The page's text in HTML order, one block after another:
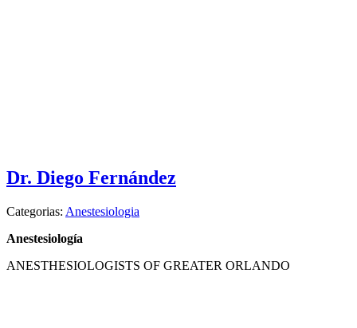
Dr. Diego Fernández
Categorias: Anestesiologia
Anestesiología
ANESTHESIOLOGISTS OF GREATER ORLANDO